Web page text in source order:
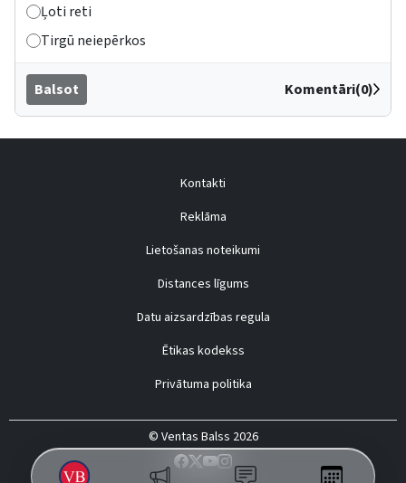
Ļoti reti
Tirgū neiepērkos
Balsot Komentāri(0)
Kontakti
Reklāma
Lietošanas noteikumi
Distances līgums
Datu aizsardzības regula
Ētikas kodekss
Privātuma politika
© Ventas Balss 2026